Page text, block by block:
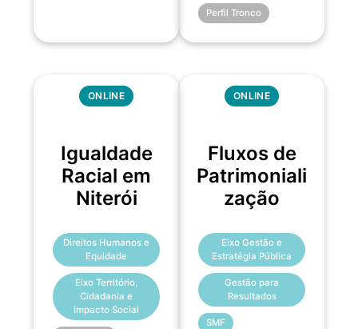
Perfil Tronco
ONLINE
Igualdade
Racial em
Niterói
Direitos Humanos e
Equidade
Eixo Território,
Cidadania e
Impacto Social
ONLINE
Fluxos de
Patrimoniali
zação
Eixo Gestão e
Estratégia Pública
Gestão para
Resultados
SMF